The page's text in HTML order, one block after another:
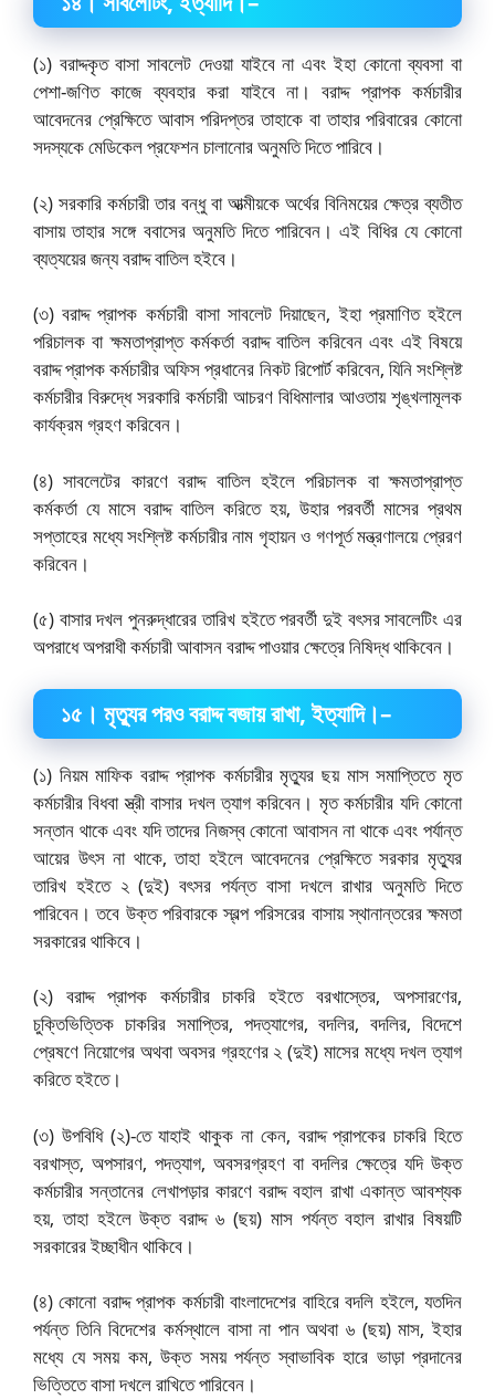
(১) বরাদ্দকৃত বাসা সাবলেট দেওয়া যাইবে না এবং ইহা কোনো ব্যবসা বা
পেশা-জণিত কাজে ব্যবহার করা যাইবে না। বরাদ্দ প্রাপক কর্মচারীর
আবেদনের প্রেক্ষিতে আবাস পরিদপ্তর তাহাকে বা তাহার পরিবারের কোনো
সদস্যকে মেডিকেল প্রফেশন চালানোর অনুমতি দিতে পারিবে।
(২) সরকারি কর্মচারী তার বন্ধু বা আত্মীয়কে অর্থের বিনিময়ের ক্ষেত্র ব্যতীত
বাসায় তাহার সঙ্গে ববাসের অনুমতি দিতে পারিবেন। এই বিধির যে কোনো
ব্যত্যয়ের জন্য বরাদ্দ বাতিল হইবে।
(৩) বরাদ্দ প্রাপক কর্মচারী বাসা সাবলেট দিয়াছেন, ইহা প্রমাণিত হইলে
পরিচালক বা ক্ষমতাপ্রাপ্ত কর্মকর্তা বরাদ্দ বাতিল করিবেন এবং এই বিষয়ে
বরাদ্দ প্রাপক কর্মচারীর অফিস প্রধানের নিকট রিপোর্ট করিবেন, যিনি সংশ্লিষ্ট
কর্মচারীর বিরুদ্ধে সরকারি কর্মচারী আচরণ বিধিমালার আওতায় শৃঙ্খলামূলক
কার্যক্রম গ্রহণ করিবেন।
(৪) সাবলেটের কারণে বরাদ্দ বাতিল হইলে পরিচালক বা ক্ষমতাপ্রাপ্ত
কর্মকর্তা যে মাসে বরাদ্দ বাতিল করিতে হয়, উহার পরবর্তী মাসের প্রথম
সপ্তাহের মধ্যে সংশ্লিষ্ট কর্মচারীর নাম গৃহায়ন ও গণপূর্ত মন্ত্রণালয়ে প্রেরণ
করিবেন।
(৫) বাসার দখল পুনরুদ্ধারের তারিখ হইতে পরবর্তী দুই বৎসর সাবলেটিং এর
অপরাধে অপরাধী কর্মচারী আবাসন বরাদ্দ পাওয়ার ক্ষেত্রে নিষিদ্ধ থাকিবেন।
১৫ । মৃত্যুর পরও বরাদ্দ বজায় রাখা, ইত্যাদি।–
(১) নিয়ম মাফিক বরাদ্দ প্রাপক কর্মচারীর মৃত্যুর ছয় মাস সমাপ্তিতে মৃত
কর্মচারীর বিধবা স্ত্রী বাসার দখল ত্যাগ করিবেন। মৃত কর্মচারীর যদি কোনো
সন্তান থাকে এবং যদি তাদের নিজস্ব কোনো আবাসন না থাকে এবং পর্যান্ত
আয়ের উৎস না থাকে, তাহা হইলে আবেদনের প্রেক্ষিতে সরকার মৃত্যুর
তারিখ হইতে ২ (দুই) বৎসর পর্যন্ত বাসা দখলে রাখার অনুমতি দিতে
পারিবেন। তবে উক্ত পরিবারকে স্বল্প পরিসরের বাসায় স্থানান্তরের ক্ষমতা
সরকারের থাকিবে।
(২) বরাদ্দ প্রাপক কর্মচারীর চাকরি হইতে বরখাস্তের, অপসারণের,
চুক্তিভিত্তিক চাকরির সমাপ্তির, পদত্যাগের, বদলির, বদলির, বিদেশে
প্রেষণে নিয়োগের অথবা অবসর গ্রহণের ২ (দুই) মাসের মধ্যে দখল ত্যাগ
করিতে হইতে।
(৩) উপবিধি (২)-তে যাহাই থাকুক না কেন, বরাদ্দ প্রাপকের চাকরি হিতে
বরখাস্ত, অপসারণ, পদত্যাগ, অবসরগ্রহণ বা বদলির ক্ষেত্রে যদি উক্ত
কর্মচারীর সন্তানের লেখাপড়ার কারণে বরাদ্দ বহাল রাখা একান্ত আবশ্যক
হয়, তাহা হইলে উক্ত বরাদ্দ ৬ (ছয়) মাস পর্যন্ত বহাল রাখার বিষয়টি
সরকারের ইচ্ছাধীন থাকিবে।
(৪) কোনো বরাদ্দ প্রাপক কর্মচারী বাংলাদেশের বাহিরে বদলি হইলে, যতদিন
পর্যন্ত তিনি বিদেশের কর্মস্থালে বাসা না পান অথবা ৬ (ছয়) মাস, ইহার
মধ্যে যে সময় কম, উক্ত সময় পর্যন্ত স্বাভাবিক হারে ভাড়া প্রদানের
ভিত্তিতে বাসা দখলে রাখিতে পারিবেন।